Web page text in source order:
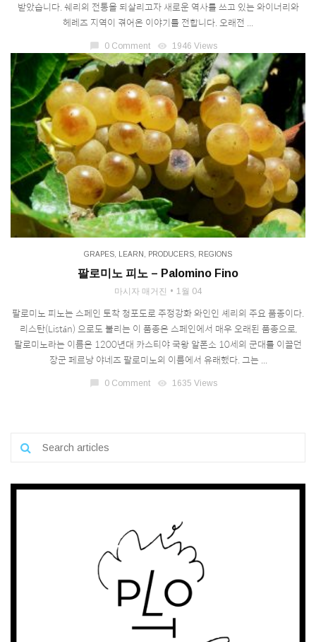
받았습니다. 쉐리의 전통을 되살리고자 새로운 역사를 쓰고 있는 와이너리와
헤레즈 지역이 겪어온 이야기를 전합니다. 오래전 ...
0 Comment visibility 1946 Views
GRAPES LEARN PRODUCERS REGIONS
팔로미노 피노 – Palomino Fino
마시자 매거진 1월 04
팔로미노 피노는 스페인 토착 청포도로 주정강화 와인인 셰리의 주요 품종이다.
리스탄(Listán) 으로도 불리는 이 품종은 스페인에서 매우 오래된 품종으로,
팔로미노라는 이름은 1200년대 카스티야 국왕 알폰소 10세의 군대를 이끌던
장군 페르낭 야네즈 팔로미노의 이름에서 유래했다. 그는 ...
0 Comment visibility 1635 Views